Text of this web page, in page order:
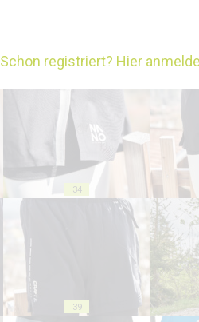
34
39
Schon registriert? Hier